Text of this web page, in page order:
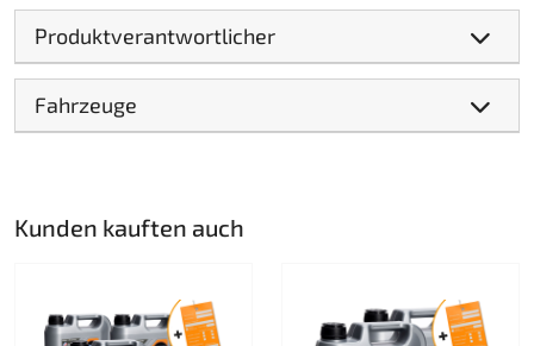
Produktverantwortlicher
Fahrzeuge
Kunden kauften auch